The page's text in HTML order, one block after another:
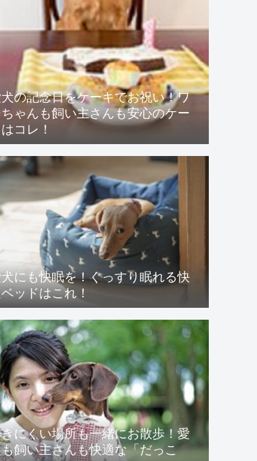
の記念日をケーキでお祝い！ワ
ゃんも飼い主さんも安心のケー
コレ！
にも快眠を！ぐっすり眠れる快
ッドはこれ！
にくい場所も一緒にお散歩！愛
飼い主さんも快適な「だっこ